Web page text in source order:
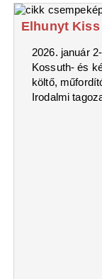
Elhunyt
2026. január
Kossuth- és
költő,
Irodalmi